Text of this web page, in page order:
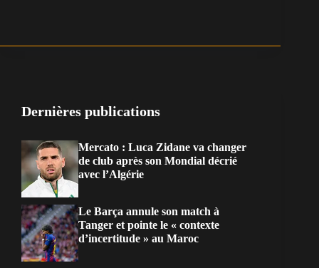
Dernières publications
Mercato : Luca Zidane va changer
de club après son Mondial décrié
avec l’Algérie
Le Barça annule son match à
Tanger et pointe le « contexte
d’incertitude » au Maroc